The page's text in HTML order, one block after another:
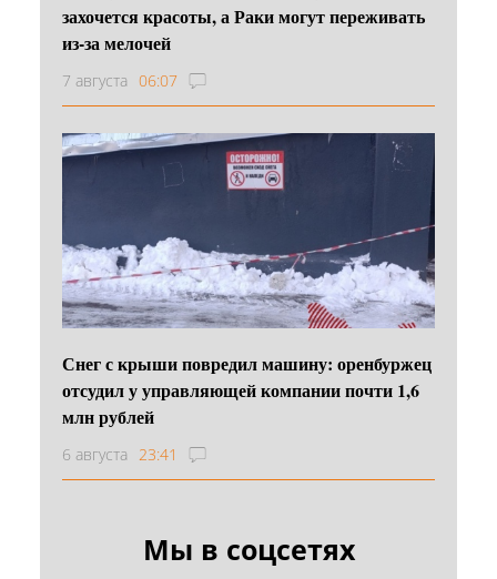
захочется красоты, а Раки могут переживать
из-за мелочей
7 августа 06:07
Снег с крыши повредил машину: оренбуржец
отсудил у управляющей компании почти 1,6
млн рублей
6 августа 23:41
Мы в соцсетях